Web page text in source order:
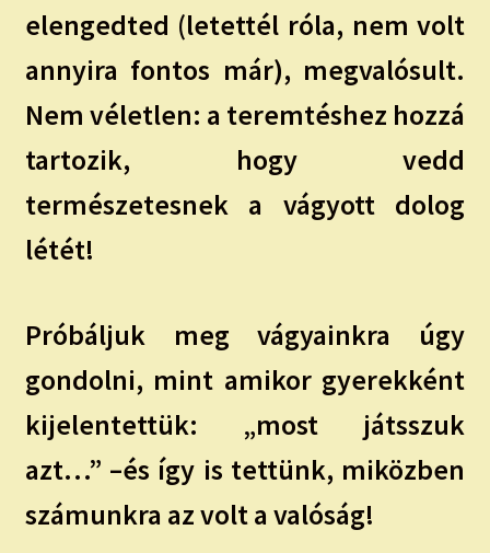
elengedted (letettél róla, nem volt
annyira fontos már), megvalósult.
Nem véletlen: a teremtéshez hozzá
tartozik, hogy vedd
természetesnek a vágyott dolog
létét!
Próbáljuk meg vágyainkra úgy
gondolni, mint amikor gyerekként
kijelentettük: „most játsszuk
azt…” –és így is tettünk, miközben
számunkra az volt a valóság!